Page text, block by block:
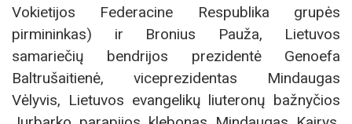
Vokietijos Federacine Respublika grupės
pirmininkas) ir Bronius Pauža, Lietuvos
samariečių bendrijos prezidentė Genoefa
Baltrušaitienė, viceprezidentas Mindaugas
Vėlyvis, Lietuvos evangelikų liuteronų bažnyčios